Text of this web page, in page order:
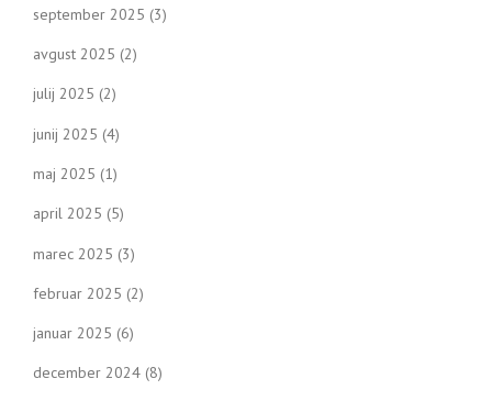
o
n
september 2025 (3)
avgust 2025 (2)
julij 2025 (2)
junij 2025 (4)
maj 2025 (1)
april 2025 (5)
marec 2025 (3)
februar 2025 (2)
januar 2025 (6)
december 2024 (8)